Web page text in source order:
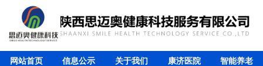
网站首页 信息公示 关于我们 康济医院 智能养老